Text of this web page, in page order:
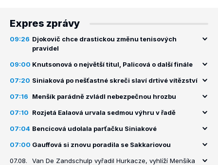
Expres zprávy
09:26 Djokovič chce drastickou změnu tenisových
pravidel
09:00 Knutsonová o největší titul, Palicová o další finále
07:20 Siniaková po nešťastné skreči slaví drtivé vítězství
07:16 Menšík parádně zvládl nebezpečnou hrozbu
07:10 Rozjetá Ealaová urvala sedmou výhru v řadě
07:04 Bencicová udolala parťačku Siniakové
07:00 Gauffová si znovu poradila se Sakkariovou
07.08. Van De Zandschulp vyřadil Hurkacze, vyhlíží Menšíka